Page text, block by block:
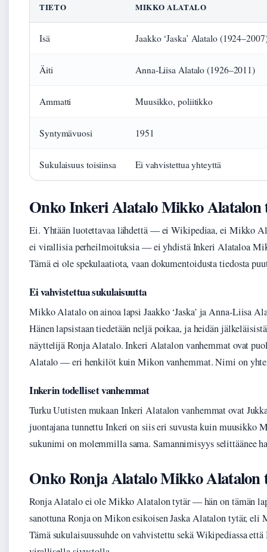
TIETO MIKKO ALATALO
Isä Jaakko ‘Jaska’ Alatalo
Äiti Anna-Liisa Alatalo (1926–2011)
Ammatti Muusikko, poliitikko
Syntymävuosi 1951
Sukulaisuus toisiinsa Ei vahvistettua yhteyttä
Onko Inkeri Alatalo Mikko Alatalon
Ei. Yhtään luotettavaa lähdettä — ei Wikipediaa, ei Mikko
ei virallisia perheilmoituksia — ei yhdistä Inkeri Alataloa
Tämä ei ole spekulaatiota, vaan dokumentoidusta tiedosta
Ei vahvistettua sukulaisuutta
Mikko Alatalo on ainoa lapsi Jaakko ‘Jaska’ ja Anna-Liisa
Hänen lapsistaan tiedetään neljä poikaa, ja heidän
näyttelijä Ronja Alatalo. Inkeri Alatalon vanhemmat ovat
Alatalo — eri henkilöt kuin Mikon vanhemmat. Nimi on
Inkerin todelliset vanhemmat
Turku Uutisten mukaan Inkeri Alatalon vanhemmat ovat
juontajana tunnettu Inkeri on siis eri suvusta kuin muusikko
sukunimi on molemmilla sama. Samannimisyys selittäänee
Onko Ronja Alatalo Mikko Alatalon
Ronja Alatalo ei ole Mikko Alatalon tytär — hän on tämän
sanottuna Ronja on Mikon esikoisen Jaska Alatalon tytär, eli
Tämä sukulaisuussuhde on vahvistettu sekä Wikipediassa